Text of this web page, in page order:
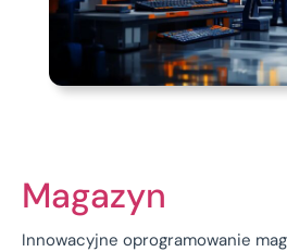
Magazyn
Innowacyjne oprogramowanie